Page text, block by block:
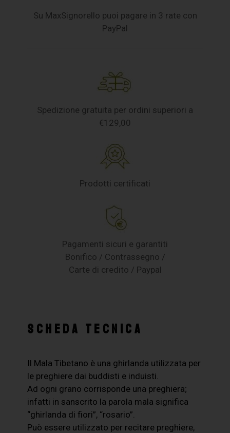
Su MaxSignorello puoi pagare in 3 rate con
PayPal
Spedizione gratuita per ordini superiori a
€129,00
Prodotti certificati
Pagamenti sicuri e garantiti
Bonifico / Contrassegno /
Carte di credito / Paypal
SCHEDA TECNICA
Il Mala Tibetano è una ghirlanda utilizzata per
le preghiere dai buddisti e induisti.
Ad ogni grano corrisponde una preghiera;
infatti in sanscrito la parola mala significa
“ghirlanda di fiori”, “rosario”.
Può essere utilizzato per recitare preghiere,